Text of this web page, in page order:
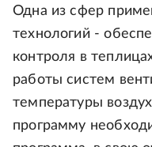
Одна из сфер
технологий -
контроля в
работы систем
температуры
программу